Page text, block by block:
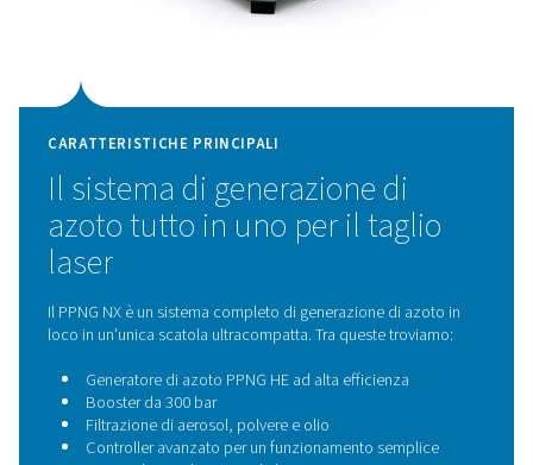
Tecnologia di
Il PPNG NX 1-6 è dotato del generatore di azoto
utilizza la comprovata tecnologia di adsorbimento a
pressione (PSA) per produrre azoto ad alta purezza
PSA separa l'azoto dall'aria compressa
selettivamente l'ossigeno, garantendo una fornitura
azoto con una purezza controllata con precisione e
qualità del gas. Questa tecnologia affidabile ed
punto di vista energetico è ideale per applicazioni
impegnative come il taglio laser.